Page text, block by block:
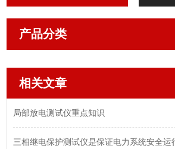
产品分类
相关文章
局部放电测试仪重点知识
三相继电保护测试仪是保证电力系统安全运